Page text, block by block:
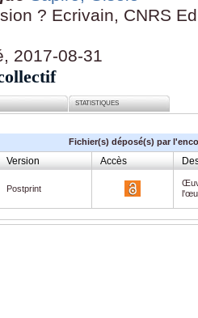
? Ecrivain, CNRS
2017-08-31
STATISTIQUES
Fichier(s) déposé(s) par
Version Accès
Postprint